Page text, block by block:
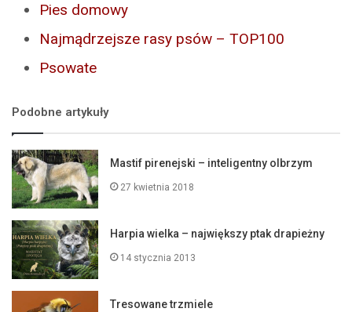
Pies domowy
Najmądrzejsze rasy psów – TOP100
Psowate
Podobne artykuły
Mastif pirenejski – inteligentny olbrzym
27 kwietnia 2018
Harpia wielka – największy ptak drapieżny
14 stycznia 2013
Tresowane trzmiele